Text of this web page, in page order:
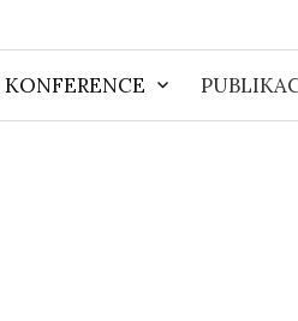
KONFERENCE